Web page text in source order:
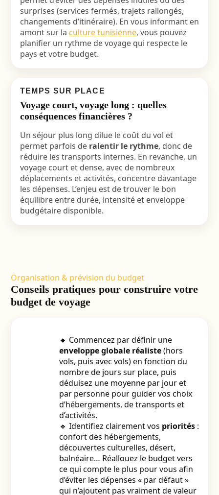
surprises (services fermés, trajets rallongés,
changements d’itinéraire). En vous informant en
amont sur la culture tunisienne, vous pouvez
planifier un rythme de voyage qui respecte le
pays et votre budget.
TEMPS SUR PLACE
Voyage court, voyage long : quelles
conséquences financières ?
Un séjour plus long dilue le coût du vol et
permet parfois de ralentir le rythme, donc de
réduire les transports internes. En revanche, un
voyage court et dense, avec de nombreux
déplacements et activités, concentre davantage
les dépenses. L’enjeu est de trouver le bon
équilibre entre durée, intensité et enveloppe
budgétaire disponible.
Organisation & prévision du budget
Conseils pratiques pour construire votre
budget de voyage
🔹 Commencez par définir une
enveloppe globale réaliste(hors
vols, puis avec vols) en fonction du
nombre de jours sur place, puis
déduisez une moyenne par jour et
par personne pour guider vos choix
d’hébergements, de transports et
d’activités.
🔹 Identifiez clairement vos priorités:
confort des hébergements,
découvertes culturelles, désert,
balnéaire… Réallouez le budget vers
ce qui compte le plus pour vous afin
d’éviter les dépenses « par défaut »
qui n’ajoutent pas vraiment de valeur